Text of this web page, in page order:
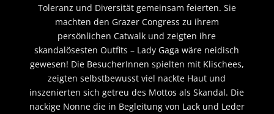
Toleranz und Diversität gemeinsam feierten. Sie
machten den Grazer Congress zu ihrem
persönlichen Catwalk und zeigten ihre
skandalösesten Outfits – Lady Gaga wäre neidisch
gewesen! Die BesucherInnen spielten mit Klischees,
zeigten selbstbewusst viel nackte Haut und
inszenierten sich getreu des Mottos als Skandal. Die
nackige Nonne die in Begleitung von Lack und Leder